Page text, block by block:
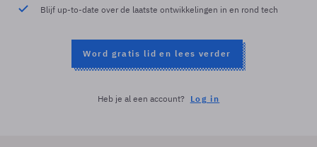
Blijf up-to-date over de laatste ontwikkelingen in en rond tech
Word gratis lid en lees verder
Heb je al een account? Log in